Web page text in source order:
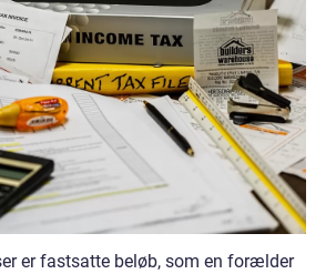
er fastsatte beløb, som en forælder